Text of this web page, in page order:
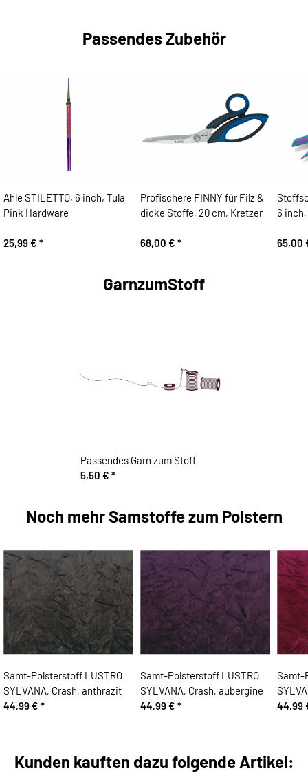
Passendes Zubehör
Ahle STILETTO, 6 inch, Tula
Pink Hardware
25,99 € *
Profischere FINNY für Filz &
dicke Stoffe, 20 cm, Kretzer
68,00 € *
6
65,00
GarnzumStoff
Passendes Garn zum Stoff
5,50 € *
Noch mehr Samstoffe zum Polstern
Samt-Polsterstoff LUSTRO
SYLVANA, Crash, anthrazit
44,99 € *
Samt-Polsterstoff LUSTRO
SYLVANA, Crash, aubergine
44,99 € *
Samt-
44,99
Kunden kauften dazu folgende Artikel: